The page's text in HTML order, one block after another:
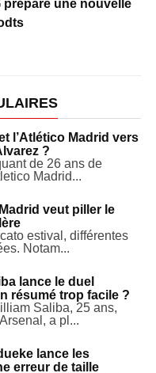
prépare une nouvelle
l’Atlético Madrid vers
?
de 26 ans de
Madrid...
veut piller le
estival, différentes
Notam...
lance le duel
résumé trop facile ?
Saliba, 25 ans,
a pl...
lance les
erreur de taille